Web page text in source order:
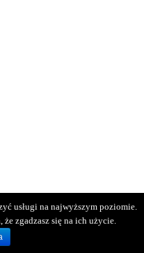
usługi na najwyższym poziomie.
że zgadzasz się na ich użycie.